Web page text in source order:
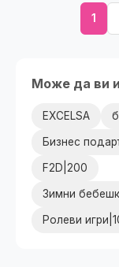
1
Може да ви
EXCELSA
Бизнес
F2D|200
Зимни
Ролеви